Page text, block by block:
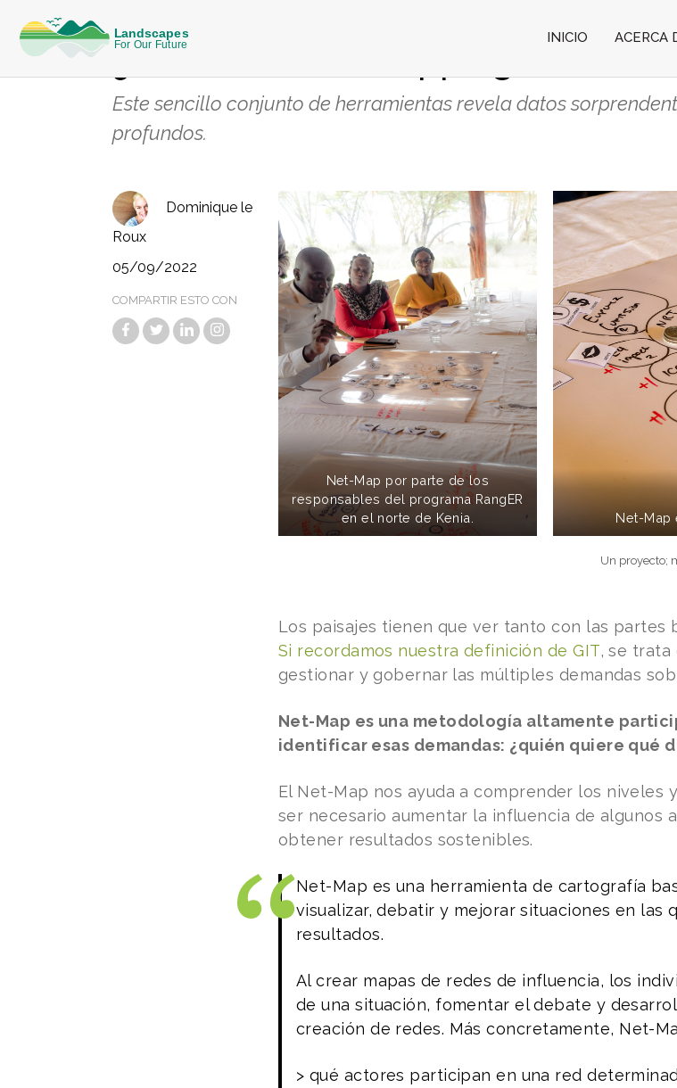
INICIO ACERCA
¿Qué es el Net-Mapping?
Este sencillo conjunto de herramientas revela datos
profundos.
Dominique le
Roux
05/09/2022
COMPARTIR ESTO CON
Net-Map por parte de los
responsables del programa RangER
en el norte de Kenia.
Net-Map
Un proyecto;
Los paisajes tienen que ver tanto con las partes
Si recordamos nuestra definición de GIT, se trata
gestionar y gobernar las múltiples demandas
Net-Map es una metodología altamente
identificar esas demandas: ¿quién quiere qué
El Net-Map nos ayuda a comprender los niveles
ser necesario aumentar la influencia de algunos
obtener resultados sostenibles.
Net-Map es una herramienta de cartografía
visualizar, debatir y mejorar situaciones en
resultados.
Al crear mapas de redes de influencia, los
de una situación, fomentar el debate y
creación de redes. Más concretamente, Net-
> qué actores participan en una red